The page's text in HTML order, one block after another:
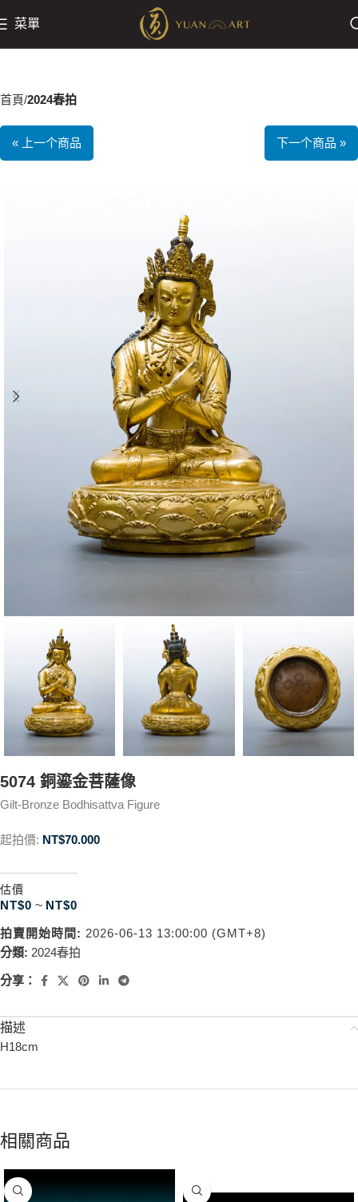
菜單
首頁 2024春拍
« 上一个商品 下一个商品 »
5074 銅鎏金菩薩像
Gilt-Bronze Bodhisattva Figure
起拍價: NT$70.000
估價
NT$0 ~ NT$0
拍賣開始時間: 2026-06-13 13:00:00 (GMT+8)
分類: 2024春拍
分享：
描述
H18cm
相關商品